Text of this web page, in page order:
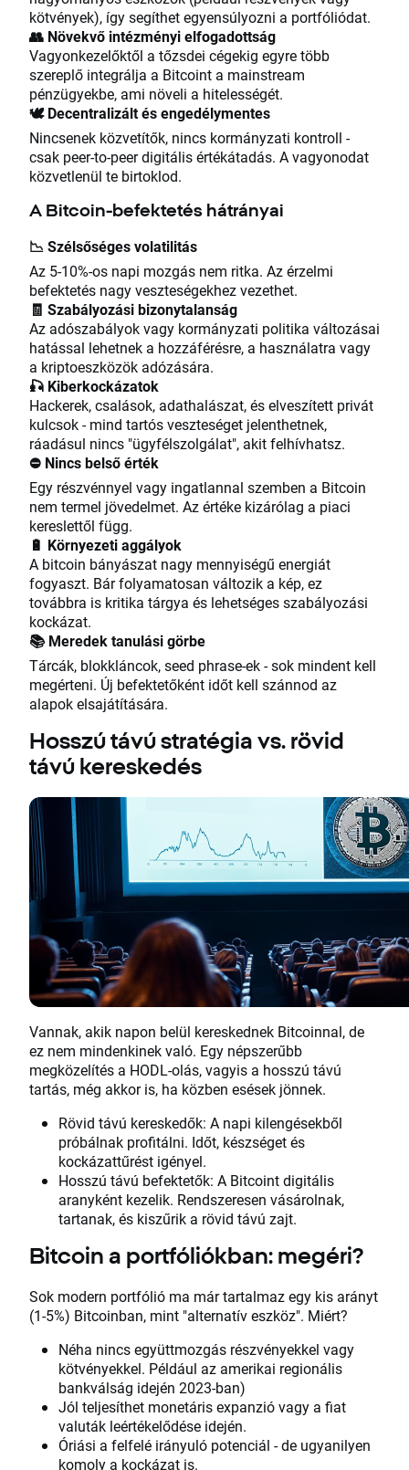
kötvények), így segíthet egyensúlyozni a portfóliódat.
👥 Növekvő intézményi elfogadottság
Vagyonkezelőktől a tőzsdei cégekig egyre több
szereplő integrálja a Bitcoint a mainstream
pénzügyekbe, ami növeli a hitelességét.
🕊️ Decentralizált és engedélymentes
Nincsenek közvetítők, nincs kormányzati kontroll -
csak peer-to-peer digitális értékátadás. A vagyonodat
közvetlenül te birtoklod.
A Bitcoin-befektetés hátrányai
📉 Szélsőséges volatilitás
Az 5-10%-os napi mozgás nem ritka. Az érzelmi
befektetés nagy veszteségekhez vezethet.
🧾 Szabályozási bizonytalanság
Az adószabályok vagy kormányzati politika változásai
hatással lehetnek a hozzáférésre, a használatra vagy
a kriptoeszközök adózására.
🎣 Kiberkockázatok
Hackerek, csalások, adathalászat, és elveszített privát
kulcsok - mind tartós veszteséget jelenthetnek,
ráadásul nincs "ügyfélszolgálat", akit felhívhatsz.
⛔ Nincs belső érték
Egy részvénnyel vagy ingatlannal szemben a Bitcoin
nem termel jövedelmet. Az értéke kizárólag a piaci
kereslettől függ.
🔋 Környezeti aggályok
A bitcoin bányászat nagy mennyiségű energiát
fogyaszt. Bár folyamatosan változik a kép, ez
továbbra is kritika tárgya és lehetséges szabályozási
kockázat.
📚 Meredek tanulási görbe
Tárcák, blokkláncok, seed phrase-ek - sok mindent kell
megérteni. Új befektetőként időt kell szánnod az
alapok elsajátítására.
Hosszú távú stratégia vs. rövid
távú kereskedés
Vannak, akik napon belül kereskednek Bitcoinnal, de
ez nem mindenkinek való. Egy népszerűbb
megközelítés a HODL-olás, vagyis a hosszú távú
tartás, még akkor is, ha közben esések jönnek.
Rövid távú kereskedők: A napi kilengésekből
próbálnak profitálni. Időt, készséget és
kockázattűrést igényel.
Hosszú távú befektetők: A Bitcoint digitális
aranyként kezelik. Rendszeresen vásárolnak,
tartanak, és kiszűrik a rövid távú zajt.
Bitcoin a portfóliókban: megéri?
Sok modern portfólió ma már tartalmaz egy kis arányt
(1-5%) Bitcoinban, mint "alternatív eszköz". Miért?
Néha nincs együttmozgás részvényekkel vagy
kötvényekkel. Például az amerikai regionális
bankválság idején 2023-ban)
Jól teljesíthet monetáris expanzió vagy a fiat
valuták leértékelődése idején.
Óriási a felfelé irányuló potenciál - de ugyanilyen
komoly a kockázat is.